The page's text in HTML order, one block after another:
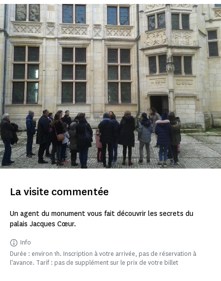
La visite commentée
Un agent du monument vous fait découvrir les secrets du
palais Jacques Cœur.
Info
Durée : environ 1h. Inscription à votre arrivée, pas de réservation à
l'avance. Tarif : pas de supplément sur le prix de votre billet